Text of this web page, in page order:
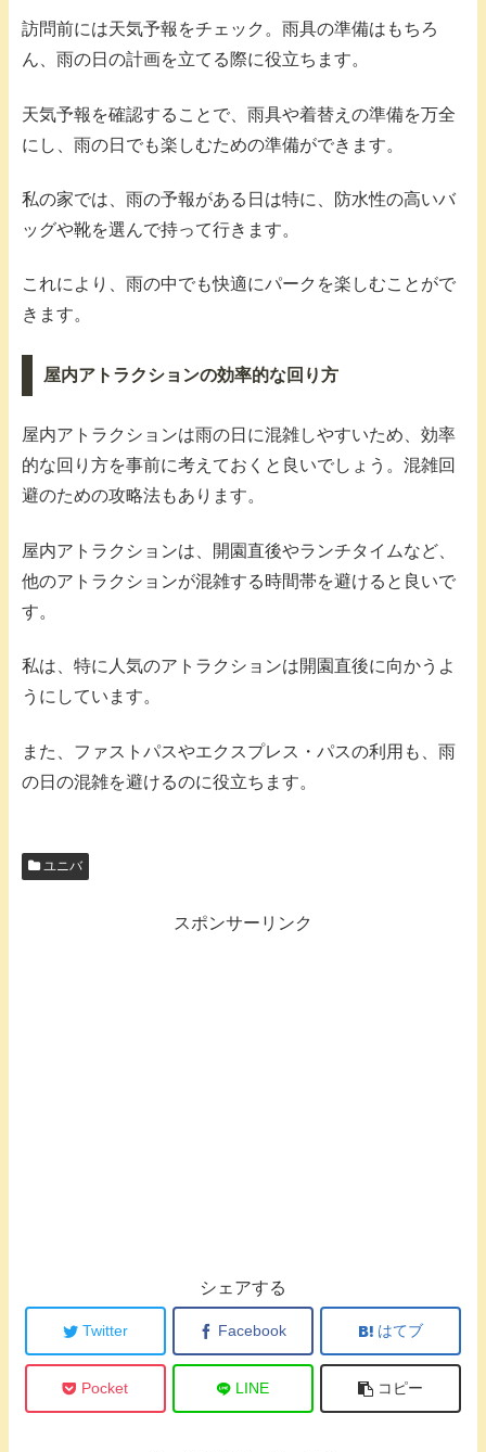
訪問前には天気予報をチェック。雨具の準備はもちろ
ん、雨の日の計画を立てる際に役立ちます。
天気予報を確認することで、雨具や着替えの準備を万全
にし、雨の日でも楽しむための準備ができます。
私の家では、雨の予報がある日は特に、防水性の高いバ
ッグや靴を選んで持って行きます。
これにより、雨の中でも快適にパークを楽しむことがで
きます。
屋内アトラクションの効率的な回り方
屋内アトラクションは雨の日に混雑しやすいため、効率
的な回り方を事前に考えておくと良いでしょう。混雑回
避のための攻略法もあります。
屋内アトラクションは、開園直後やランチタイムなど、
他のアトラクションが混雑する時間帯を避けると良いで
す。
私は、特に人気のアトラクションは開園直後に向かうよ
うにしています。
また、ファストパスやエクスプレス・パスの利用も、雨
の日の混雑を避けるのに役立ちます。
ユニバ
スポンサーリンク
シェアする
Twitter Facebook はてブ
Pocket LINE コピー